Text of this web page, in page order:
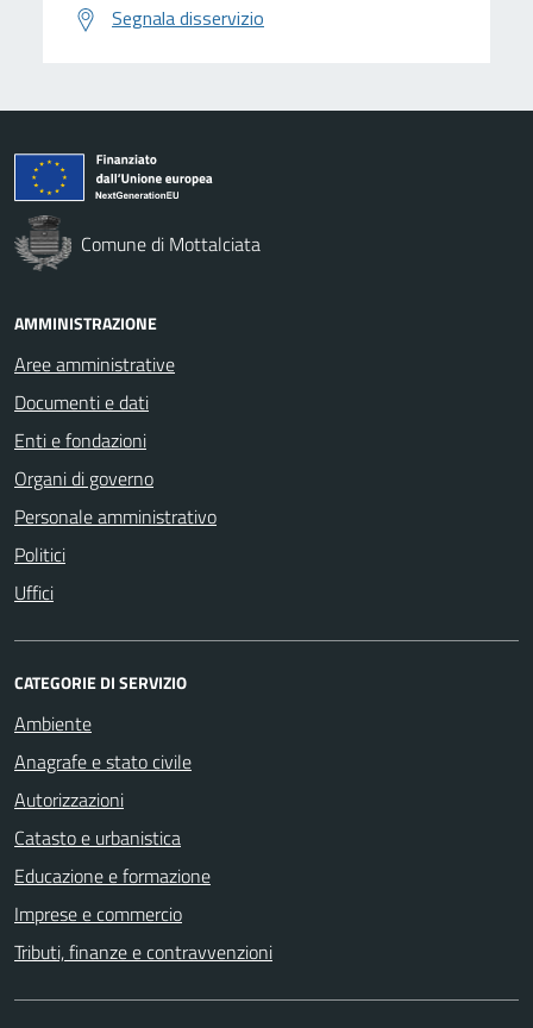
Segnala disservizio
Comune di Mottalciata
AMMINISTRAZIONE
Aree amministrative
Documenti e dati
Enti e fondazioni
Organi di governo
Personale amministrativo
Politici
Uffici
CATEGORIE DI SERVIZIO
Ambiente
Anagrafe e stato civile
Autorizzazioni
Catasto e urbanistica
Educazione e formazione
Imprese e commercio
Tributi, finanze e contravvenzioni